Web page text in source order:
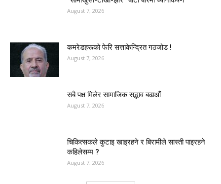
August 7, 2026
कमरेडहरूको फेरि सत्ताकेन्द्रित गठजोड !
August 7, 2026
सबै पक्ष मिलेर सामाजिक सद्भाव बढाऔं
August 7, 2026
चिकित्सकले कुटाइ खाइरहने र बिरामीले सास्ती पाइरहने
कहिलेसम्म ?
August 7, 2026